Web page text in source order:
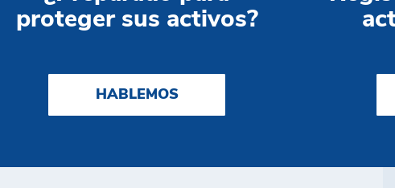
proteger sus activos?
HABLEMOS